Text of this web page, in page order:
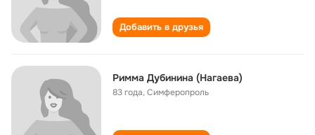
Добавить в друзья
Римма Дубинина (Нагаева)
83 года,Симферопроль